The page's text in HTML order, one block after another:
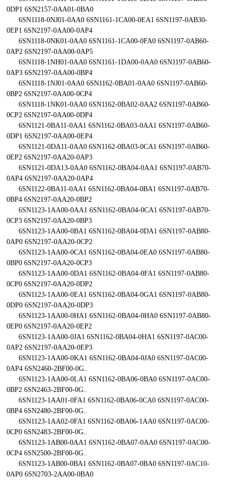
0DP1 6SN2157-0AA01-0BA0
6SN1118-0NJ01-0AA0 6SN1161-1CA00-0EA1 6SN1197-0AB30-
0EP1 6SN2197-0AA00-0AP4
6SN1118-0NK01-0AA0 6SN1161-1CA00-0FA0 6SN1197-0AB60-
0AP2 6SN2197-0AA00-0AP5
6SN1118-1NH01-0AA0 6SN1161-1DA00-0AA0 6SN1197-0AB60-
0AP3 6SN2197-0AA00-0BP4
6SN1118-1NJ01-0AA0 6SN1162-0BA01-0AA0 6SN1197-0AB60-
0BP2 6SN2197-0AA00-0CP4
6SN1118-1NK01-0AA0 6SN1162-0BA02-0AA2 6SN1197-0AB60-
0CP2 6SN2197-0AA00-0DP4
6SN1121-0BA11-0AA1 6SN1162-0BA03-0AA1 6SN1197-0AB60-
0DP1 6SN2197-0AA00-0EP4
6SN1121-0DA11-0AA0 6SN1162-0BA03-0CA1 6SN1197-0AB60-
0EP2 6SN2197-0AA20-0AP3
6SN1121-0DA13-0AA0 6SN1162-0BA04-0AA1 6SN1197-0AB70-
0AP4 6SN2197-0AA20-0AP4
6SN1122-0BA11-0AA1 6SN1162-0BA04-0BA1 6SN1197-0AB70-
0BP4 6SN2197-0AA20-0BP2
6SN1123-1AA00-0AA1 6SN1162-0BA04-0CA1 6SN1197-0AB70-
0CP3 6SN2197-0AA20-0BP3
6SN1123-1AA00-0BA1 6SN1162-0BA04-0DA1 6SN1197-0AB80-
0AP0 6SN2197-0AA20-0CP2
6SN1123-1AA00-0CA1 6SN1162-0BA04-0EA0 6SN1197-0AB80-
0BP0 6SN2197-0AA20-0CP3
6SN1123-1AA00-0DA1 6SN1162-0BA04-0FA1 6SN1197-0AB80-
0CP0 6SN2197-0AA20-0DP2
6SN1123-1AA00-0EA1 6SN1162-0BA04-0GA1 6SN1197-0AB80-
0DP0 6SN2197-0AA20-0DP3
6SN1123-1AA00-0HA1 6SN1162-0BA04-0HA0 6SN1197-0AB80-
0EP0 6SN2197-0AA20-0EP2
6SN1123-1AA00-0JA1 6SN1162-0BA04-0HA1 6SN1197-0AC00-
0AP2 6SN2197-0AA20-0EP3
6SN1123-1AA00-0KA1 6SN1162-0BA04-0JA0 6SN1197-0AC00-
0AP4 6SN2460-2BF00-0G..
6SN1123-1AA00-0LA1 6SN1162-0BA06-0BA0 6SN1197-0AC00-
0BP2 6SN2463-2BF00-0G..
6SN1123-1AA01-0FA1 6SN1162-0BA06-0CA0 6SN1197-0AC00-
0BP4 6SN2480-2BF00-0G..
6SN1123-1AA02-0FA1 6SN1162-0BA06-1AA0 6SN1197-0AC00-
0CP0 6SN2483-2BF00-0G..
6SN1123-1AB00-0AA1 6SN1162-0BA07-0AA0 6SN1197-0AC00-
0CP4 6SN2500-2BF00-0G..
6SN1123-1AB00-0BA1 6SN1162-0BA07-0BA0 6SN1197-0AC10-
0AP0 6SN2703-2AA00-0BA0